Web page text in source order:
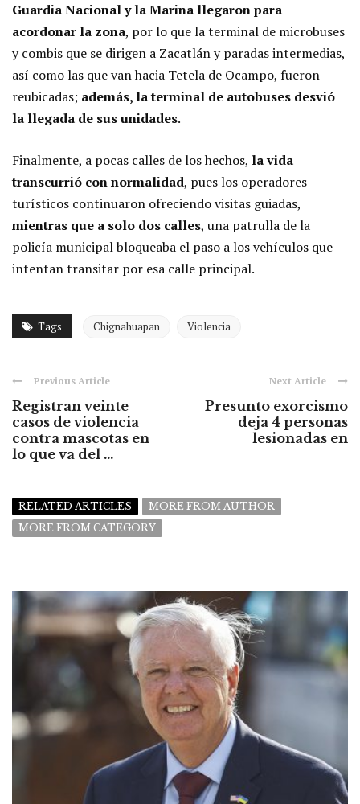
Guardia Nacional y la Marina llegaron para
acordonar la zona, por lo que la terminal de microbuses
y combis que se dirigen a Zacatlán y paradas intermedias,
así como las que van hacia Tetela de Ocampo, fueron
reubicadas; además, la terminal de autobuses desvió
la llegada de sus unidades.
Finalmente, a pocas calles de los hechos, la vida
transcurrió con normalidad, pues los operadores
turísticos continuaron ofreciendo visitas guiadas,
mientras que a solo dos calles, una patrulla de la
policía municipal bloqueaba el paso a los vehículos que
intentan transitar por esa calle principal.
Tags Chignahuapan Violencia
Previous Article
Registran veinte
casos de violencia
contra mascotas en
lo que va del ...
Next Article
Presunto exorcismo
deja 4 personas
lesionadas en
RELATED ARTICLES
MORE FROM AUTHOR
MORE FROM CATEGORY